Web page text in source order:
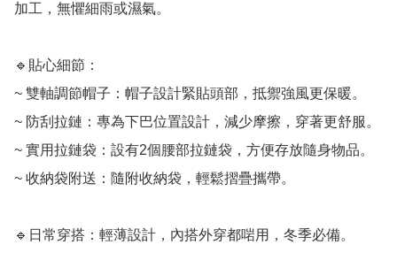
加工，無懼細雨或濕氣。
🔹貼心細節：
~ 雙軸調節帽子：帽子設計緊貼頭部，抵禦強風更保暖。
~ 防刮拉鏈：專為下巴位置設計，減少摩擦，穿著更舒服。
~ 實用拉鏈袋：設有2個腰部拉鏈袋，方便存放隨身物品。
~ 收納袋附送：隨附收納袋，輕鬆摺疊攜帶。
🔹日常穿搭：輕薄設計，內搭外穿都啱用，冬季必備。